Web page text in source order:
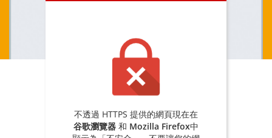
不透過 HTTPS 提供的網頁現在在
谷歌瀏覽器 和 Mozilla Firefox中